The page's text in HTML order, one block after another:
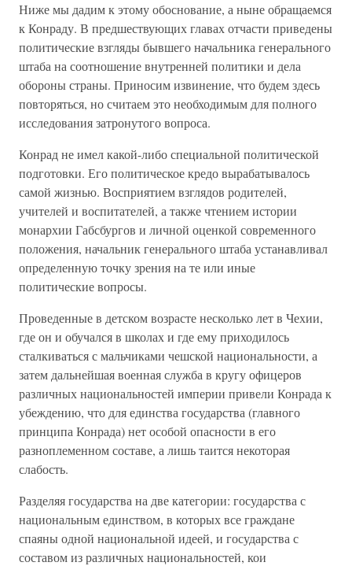
Ниже мы дадим к этому обоснование, а ныне обращаемся
к Конраду. В предшествующих главах отчасти приведены
политические взгляды бывшего начальника генерального
штаба на соотношение внутренней политики и дела
обороны страны. Приносим извинение, что будем здесь
повторяться, но считаем это необходимым для полного
исследования затронутого вопроса.
Конрад не имел какой-либо специальной политической
подготовки. Его политическое кредо вырабатывалось
самой жизнью. Восприятием взглядов родителей,
учителей и воспитателей, а также чтением истории
монархии Габсбургов и личной оценкой современного
положения, начальник генерального штаба устанавливал
определенную точку зрения на те или иные
политические вопросы.
Проведенные в детском возрасте несколько лет в Чехии,
где он и обучался в школах и где ему приходилось
сталкиваться с мальчиками чешской национальности, а
затем дальнейшая военная служба в кругу офицеров
различных национальностей империи привели Конрада к
убеждению, что для единства государства (главного
принципа Конрада) нет особой опасности в его
разноплеменном составе, а лишь таится некоторая
слабость.
Разделяя государства на две категории: государства с
национальным единством, в которых все граждане
спаяны одной национальной идеей, и государства с
составом из различных национальностей, кои